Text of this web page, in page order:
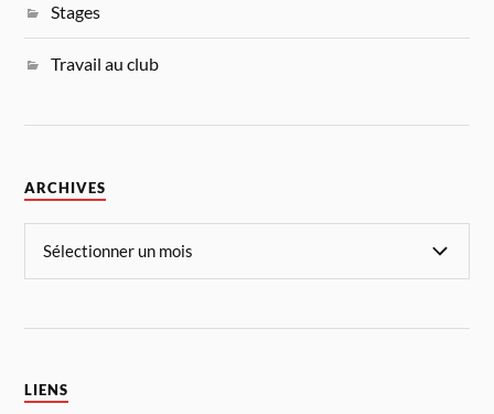
Stages
Travail au club
ARCHIVES
LIENS